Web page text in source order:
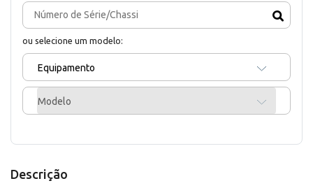
ou selecione um modelo:
Equipamento
Modelo
Descrição